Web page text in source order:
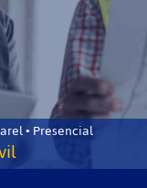
• Presencial